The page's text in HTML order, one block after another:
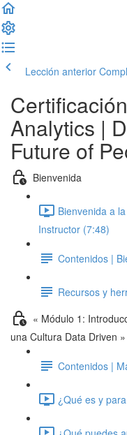
Lección anterior
Analytics |
Future of
Bienvenida
Bienvenida a
Instructor (7:48)
Contenidos |
Recursos y
« Módulo 1:
una Cultura Data Driven »
Contenidos |
¿Qué es y